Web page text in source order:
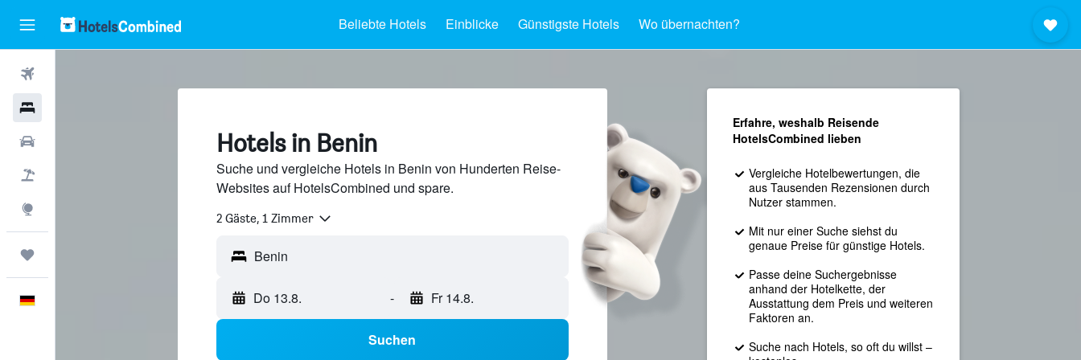
Beliebte Hotels Einblicke Günstigste Hotels Wo übernachten?
Hotels in Benin
Suche und vergleiche Hotels in Benin von Hunderten Reise-
Websites auf HotelsCombined und spare.
2 Gäste, 1 Zimmer
Do 13.8. - Fr 14.8.
Suchen
Erfahre, weshalb Reisende
HotelsCombined lieben
Vergleiche Hotelbewertungen, die
aus Tausenden Rezensionen durch
Nutzer stammen.
Mit nur einer Suche siehst du
genaue Preise für günstige Hotels.
Passe deine Suchergebnisse
anhand der Hotelkette, der
Ausstattung dem Preis und weiteren
Faktoren an.
Suche nach Hotels, so oft du willst –